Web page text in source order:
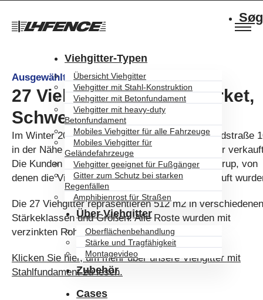
Viehgitter-Typen
Übersicht Viehgitter
Viehgitter mit Stahl-Konstruktion
Viehgitter mit Betonfundament
Viehgitter mit heavy-duty
Betonfundament
Mobiles Viehgitter für alle Fahrzeuge
Mobiles Viehgitter für
Geländefahrzeuge
Viehgitter geeignet für Fußgänger
Gitter zum Schutz bei starken
Regenfällen
Amphibienrost für Straßen
Über Viehgitter
Oberflächenbehandlung
Stärke und Tragfähigkeit
Montagevideo
Zubehör
Cases
Søg
Ausgewählte Musterprojekte
27 Viehgitter für Trafikverket,
Schweden
Im Winter 2018 haben wir für ein Projekt an Landstraße
in der Nähe von Svedala/Schweden 27 Viehgitter
Die Kunden waren Peab und Poda Stängsel Skurup, von
denen die Viehgitter an Trafikverket weiterverkauft
Die 27 Viehgitter repräsentieren 512 m2 in verschiedenen
Stärkeklassen und Größen. Alle Roste wurden mit
verzinkten Rohren geliefert.
Klicken Sie hier, um mehr über unsere Viehgitter mit
Stahlfundament zu lesen.